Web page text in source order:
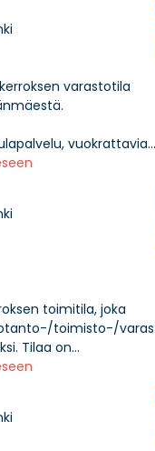
varastotila
vuokrattavia...
toimitila, joka
toimisto-/
Tilaa on...